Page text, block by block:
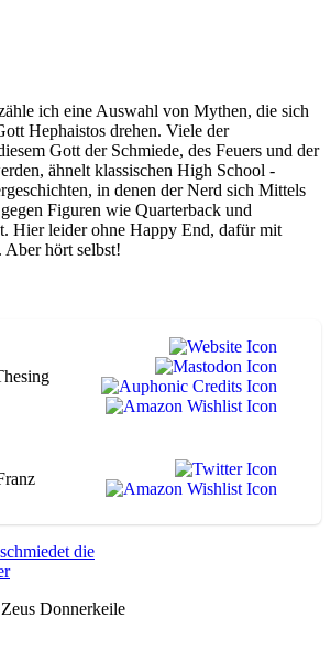
ich eine Auswahl von Mythen, die sich
Hephaistos drehen. Viele der
Gott der Schmiede, des Feuers und der
ähnelt klassischen High School -
in denen der Nerd sich Mittels
Figuren wie Quarterback und
Hier leider ohne Happy End, dafür mit
Aber hört selbst!
Donnerkeile